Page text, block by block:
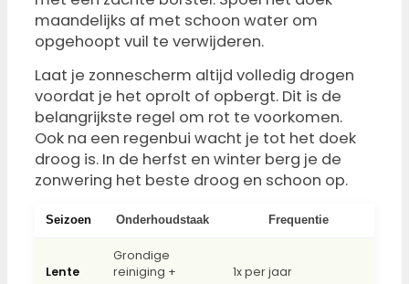
maandelijks af met schoon water om
opgehoopt vuil te verwijderen.
Laat je zonnescherm altijd volledig drogen
voordat je het oprolt of opbergt. Dit is de
belangrijkste regel om rot te voorkomen.
Ook na een regenbui wacht je tot het doek
droog is. In de herfst en winter berg je de
zonwering het beste droog en schoon op.
Seizoen Onderhoudstaak Frequentie
Lente
Grondige
reiniging +
1x per jaar